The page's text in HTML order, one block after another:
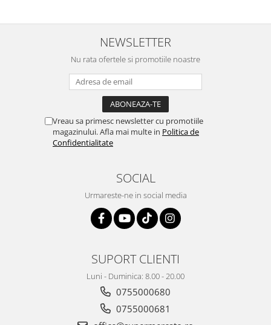
NEWSLETTER
Nu rata ofertele si promotiile noastre
Vreau sa primesc newsletter cu promotiile
magazinului. Afla mai multe in Politica de
Confidentialitate
SOCIAL
Urmareste-ne in social media
SUPORT CLIENTI
Luni - Duminica: 8.00 - 20.00
0755000680
0755000681